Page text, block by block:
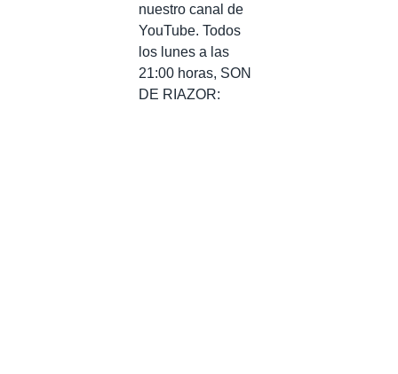
nuestro canal de
YouTube. Todos
los lunes a las
21:00 horas, SON
DE RIAZOR: